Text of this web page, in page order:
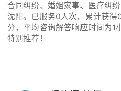
合同纠纷、婚姻家事、医疗纠
沈阳。已服务0人次，累计获
分，平均咨询解答响应时间为1
特别推荐！